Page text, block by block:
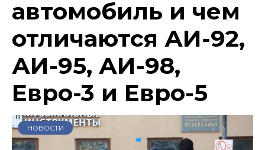
автомобиль и чем
отличаются АИ-92,
АИ-95, АИ-98,
Евро-3 и Евро-5
НОВОСТИ